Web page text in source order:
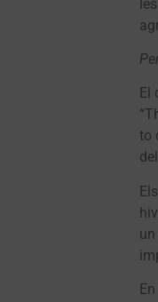
El
to